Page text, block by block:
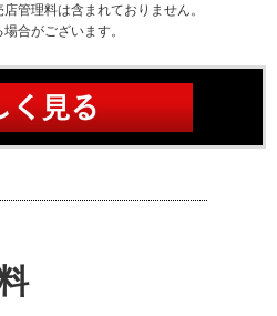
管理料は含まれておりません。
合がございます。